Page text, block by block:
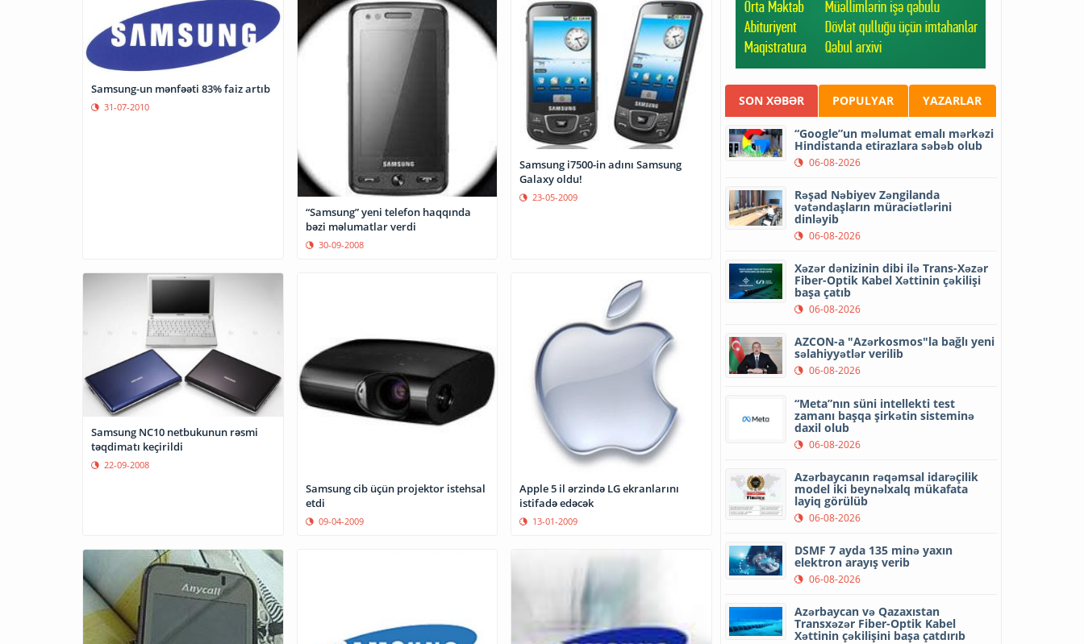
Samsung-un mənfəəti 83% faiz artıb
31-07-2010
“Samsung” yeni telefon haqqında
bəzi məlumatlar verdi
30-09-2008
Samsung i7500-in adını Samsung
Galaxy oldu!
23-05-2009
Samsung NC10 netbukunun rəsmi
təqdimatı keçirildi
22-09-2008
Samsung cib üçün projektor istehsal
etdi
09-04-2009
Apple 5 il ərzində LG ekranlarını
istifadə edəcək
13-01-2009
SON XƏBƏR POPULYAR YAZARLAR
“Google”un məlumat emalı mərkəzi
Hindistanda etirazlara səbəb olub
06-08-2026
Rəşad Nəbiyev Zəngilanda
vətəndaşların müraciətlərini
dinləyib
06-08-2026
Xəzər dənizinin dibi ilə Trans-Xəzər
Fiber-Optik Kabel Xəttinin çəkilişi
başa çatıb
06-08-2026
AZCON-a "Azərkosmos"la bağlı yeni
səlahiyyətlər verilib
06-08-2026
“Meta”nın süni intellekti test
zamanı başqa şirkətin sisteminə
daxil olub
06-08-2026
Azərbaycanın rəqəmsal idarəçilik
model iki beynəlxalq mükafata
layiq görülüb
06-08-2026
DSMF 7 ayda 135 minə yaxın
elektron arayış verib
06-08-2026
Azərbaycan və Qazaxıstan
Transxəzər Fiber-Optik Kabel
Xəttinin çəkilişini başa çatdırıb